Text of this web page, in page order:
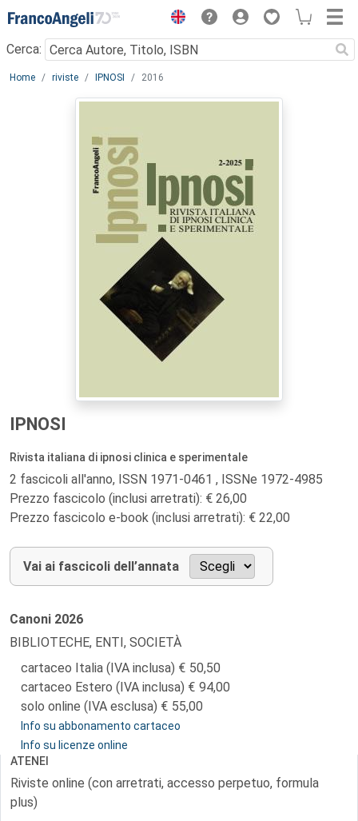
Menu
Cerca:
Main content
Home riviste IPNOSI 2016
IPNOSI
Rivista italiana di ipnosi clinica e sperimentale
2 fascicoli all'anno, ISSN 1971-0461 , ISSNe 1972-4985
Prezzo fascicolo (inclusi arretrati): € 26,00
Prezzo fascicolo e-book (inclusi arretrati): € 22,00
Vai ai fascicoli dell’annata
Canoni 2026
BIBLIOTECHE, ENTI, SOCIETÀ
cartaceo Italia (IVA inclusa)
50,50
cartaceo Estero (IVA inclusa)
94,00
solo online (IVA esclusa)
55,00
Info su abbonamento cartaceo
Info su licenze online
ATENEI
Riviste online (con arretrati, accesso perpetuo, formula
plus)